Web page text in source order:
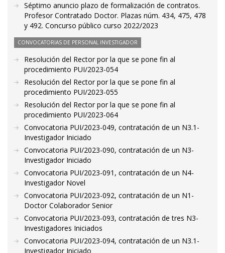
Séptimo anuncio plazo de formalización de contratos.
Profesor Contratado Doctor. Plazas núm. 434, 475, 478
y 492. Concurso público curso 2022/2023
CONVOCATORIAS DE PERSONAL INVESTIGADOR
Resolución del Rector por la que se pone fin al
procedimiento PUI/2023-054
Resolución del Rector por la que se pone fin al
procedimiento PUI/2023-055
Resolución del Rector por la que se pone fin al
procedimiento PUI/2023-064
Convocatoria PUI/2023-049, contratación de un N3.1-
Investigador Iniciado
Convocatoria PUI/2023-090, contratación de un N3-
Investigador Iniciado
Convocatoria PUI/2023-091, contratación de un N4-
Investigador Novel
Convocatoria PUI/2023-092, contratación de un N1-
Doctor Colaborador Senior
Convocatoria PUI/2023-093, contratación de tres N3-
Investigadores Iniciados
Convocatoria PUI/2023-094, contratación de un N3.1-
Investigador Iniciado